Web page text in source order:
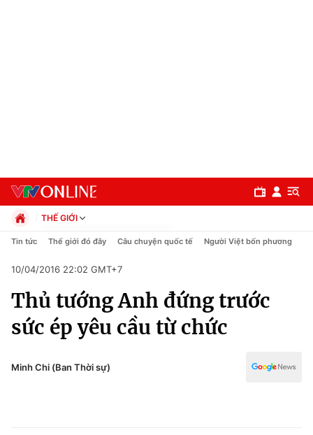
Chuyên mục
Chính trị
THẾ GIỚI
Chính trị
Pháp luật
Kinh tế
Thể thao
Truyền hình
Y tế
Tin tức Thế giới đó đây Câu chuyện quốc tế Người Việt bốn phương
10/04/2016 22:02 GMT+7
Thủ tướng Anh đứng trước
sức ép yêu cầu từ chức
Minh Chi (Ban Thời sự)